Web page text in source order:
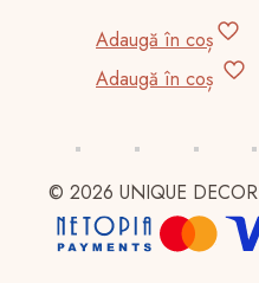
Adaugă în coș
Adaugă în coș
© 2026 UNIQUE DECOR